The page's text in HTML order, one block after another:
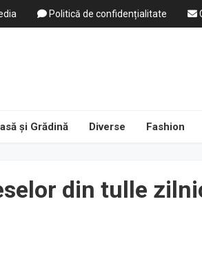
Politică de confidențialitate
și Grădină Diverse Fashion
din tulle